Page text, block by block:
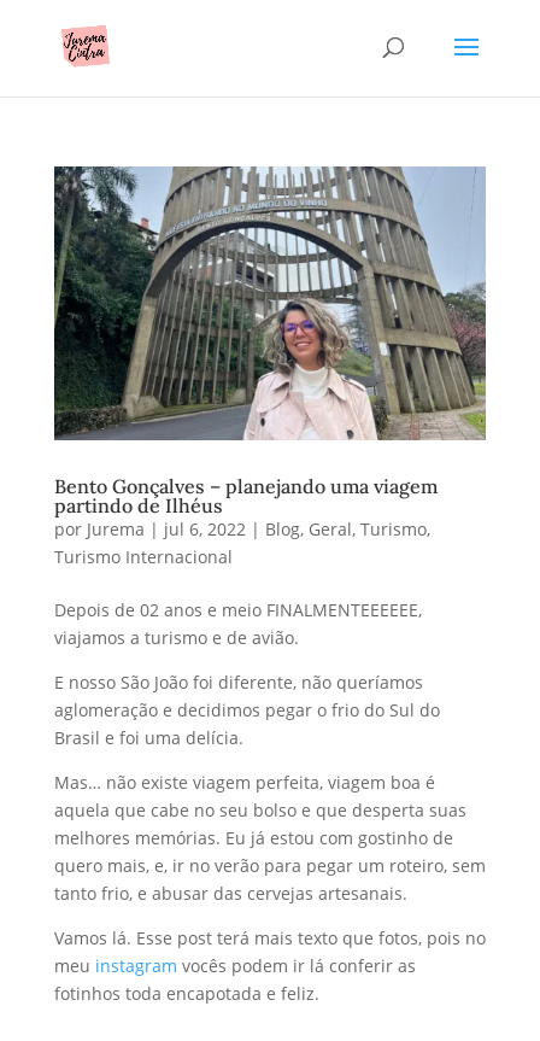
Bento Gonçalves – planejando uma viagem
partindo de Ilhéus
por Jurema | jul 6, 2022| Blog, Geral, Turismo,
Turismo Internacional
Depois de 02 anos e meio FINALMENTEEEEEE,
viajamos a turismo e de avião.
E nosso São João foi diferente, não queríamos
aglomeração e decidimos pegar o frio do Sul do
Brasil e foi uma delícia.
Mas… não existe viagem perfeita, viagem boa é
aquela que cabe no seu bolso e que desperta suas
melhores memórias. Eu já estou com gostinho de
quero mais, e, ir no verão para pegar um roteiro, sem
tanto frio, e abusar das cervejas artesanais.
Vamos lá. Esse post terá mais texto que fotos, pois no
meu instagram vocês podem ir lá conferir as
fotinhos toda encapotada e feliz.